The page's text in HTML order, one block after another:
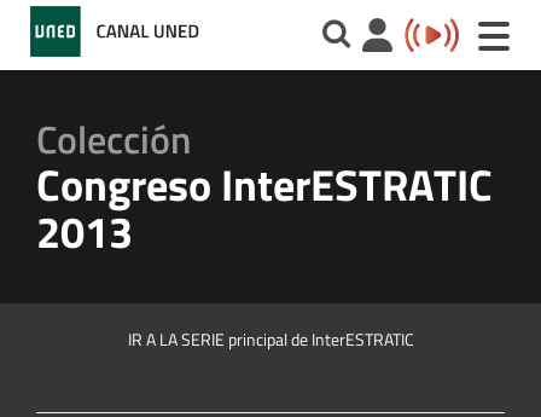
Toggle
Colección
Congreso InterESTRATIC
2013
IR A LA SERIE principal de InterESTRATIC